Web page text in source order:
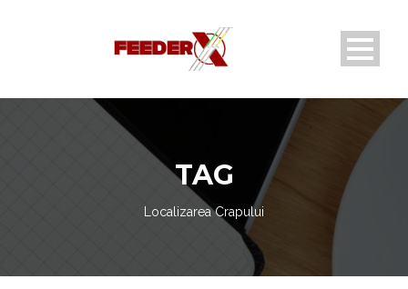
TAG
Localizarea Crapului